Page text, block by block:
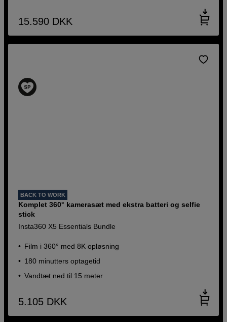
15.590 DKK
BACK TO WORK
Komplet 360° kamerasæt med ekstra batteri og selfie
stick
Insta360 X5 Essentials Bundle
Film i 360° med 8K opløsning
180 minutters optagetid
Vandtæt ned til 15 meter
5.105 DKK